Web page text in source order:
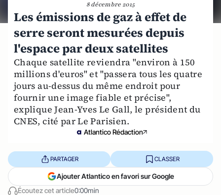
8 décembre 2015
Les émissions de gaz à effet de
serre seront mesurées depuis
l'espace par deux satellites
Chaque satellite reviendra "environ à 150
millions d'euros" et "passera tous les quatre
jours au-dessus du même endroit pour
fournir une image fiable et précise",
explique Jean-Yves Le Gall, le président du
CNES, cité par Le Parisien.
Atlantico Rédaction
Écoutez cet article0:00min
PARTAGER CLASSER
Ajouter Atlantico en favori sur Google